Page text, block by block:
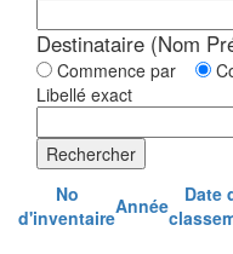
Destinataire (Nom
Commence par
Libellé exact
Rechercher
No
d'inventaireAnnée
Date